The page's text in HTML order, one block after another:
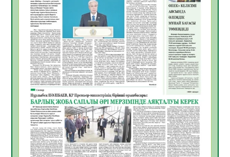
Қазақстан Орталық Азиядағы көшуге ең
қолайлы ел атанды
05.08.2026
34
Өрт қауіпсіздігі талаптарын сақтау – әр
азаматтың міндеті
05.08.2026
34
Руслан Рүстемұлы облыс әкімінің
кеңесшісі болып тағайындалды
05.08.2026
32
Цифрландыру саласын дамыту аясында
салынатын жаңа орталықтың жобасы